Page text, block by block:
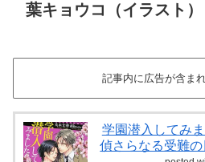
葉キョウコ（イラスト
記事内に広告が含ま
学園潜入してみ
偵さらなる受難